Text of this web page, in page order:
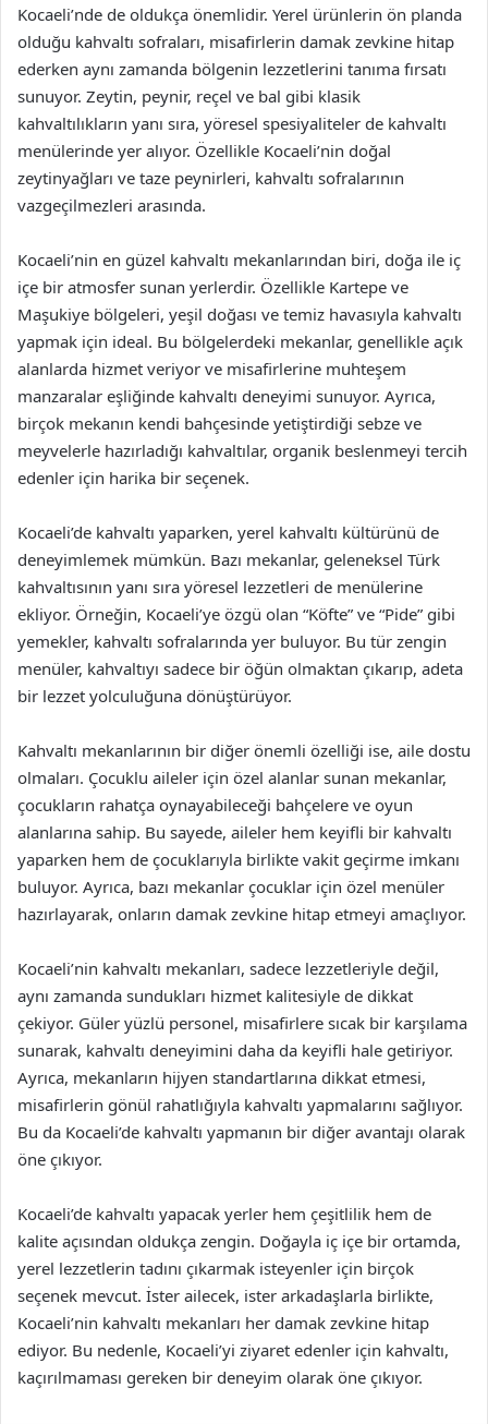
Kocaeli’nde de oldukça önemlidir. Yerel ürünlerin ön planda
olduğu kahvaltı sofraları, misafirlerin damak zevkine hitap
ederken aynı zamanda bölgenin lezzetlerini tanıma fırsatı
sunuyor. Zeytin, peynir, reçel ve bal gibi klasik
kahvaltılıkların yanı sıra, yöresel spesiyaliteler de kahvaltı
menülerinde yer alıyor. Özellikle Kocaeli’nin doğal
zeytinyağları ve taze peynirleri, kahvaltı sofralarının
vazgeçilmezleri arasında.
Kocaeli’nin en güzel kahvaltı mekanlarından biri, doğa ile iç
içe bir atmosfer sunan yerlerdir. Özellikle Kartepe ve
Maşukiye bölgeleri, yeşil doğası ve temiz havasıyla kahvaltı
yapmak için ideal. Bu bölgelerdeki mekanlar, genellikle açık
alanlarda hizmet veriyor ve misafirlerine muhteşem
manzaralar eşliğinde kahvaltı deneyimi sunuyor. Ayrıca,
birçok mekanın kendi bahçesinde yetiştirdiği sebze ve
meyvelerle hazırladığı kahvaltılar, organik beslenmeyi tercih
edenler için harika bir seçenek.
Kocaeli’de kahvaltı yaparken, yerel kahvaltı kültürünü de
deneyimlemek mümkün. Bazı mekanlar, geleneksel Türk
kahvaltısının yanı sıra yöresel lezzetleri de menülerine
ekliyor. Örneğin, Kocaeli’ye özgü olan “Köfte” ve “Pide” gibi
yemekler, kahvaltı sofralarında yer buluyor. Bu tür zengin
menüler, kahvaltıyı sadece bir öğün olmaktan çıkarıp, adeta
bir lezzet yolculuğuna dönüştürüyor.
Kahvaltı mekanlarının bir diğer önemli özelliği ise, aile dostu
olmaları. Çocuklu aileler için özel alanlar sunan mekanlar,
çocukların rahatça oynayabileceği bahçelere ve oyun
alanlarına sahip. Bu sayede, aileler hem keyifli bir kahvaltı
yaparken hem de çocuklarıyla birlikte vakit geçirme imkanı
buluyor. Ayrıca, bazı mekanlar çocuklar için özel menüler
hazırlayarak, onların damak zevkine hitap etmeyi amaçlıyor.
Kocaeli’nin kahvaltı mekanları, sadece lezzetleriyle değil,
aynı zamanda sundukları hizmet kalitesiyle de dikkat
çekiyor. Güler yüzlü personel, misafirlere sıcak bir karşılama
sunarak, kahvaltı deneyimini daha da keyifli hale getiriyor.
Ayrıca, mekanların hijyen standartlarına dikkat etmesi,
misafirlerin gönül rahatlığıyla kahvaltı yapmalarını sağlıyor.
Bu da Kocaeli’de kahvaltı yapmanın bir diğer avantajı olarak
öne çıkıyor.
Kocaeli’de kahvaltı yapacak yerler hem çeşitlilik hem de
kalite açısından oldukça zengin. Doğayla iç içe bir ortamda,
yerel lezzetlerin tadını çıkarmak isteyenler için birçok
seçenek mevcut. İster ailecek, ister arkadaşlarla birlikte,
Kocaeli’nin kahvaltı mekanları her damak zevkine hitap
ediyor. Bu nedenle, Kocaeli’yi ziyaret edenler için kahvaltı,
kaçırılmaması gereken bir deneyim olarak öne çıkıyor.